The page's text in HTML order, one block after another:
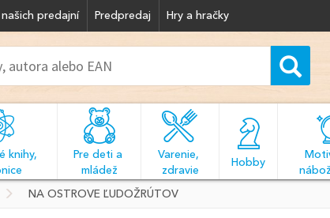
predajní Predpredaj Hry a hračky
knihy,
Pre deti a
mládež
Varenie,
zdravie
Hobby
NA OSTROVE ĽUDOŽRÚTOV